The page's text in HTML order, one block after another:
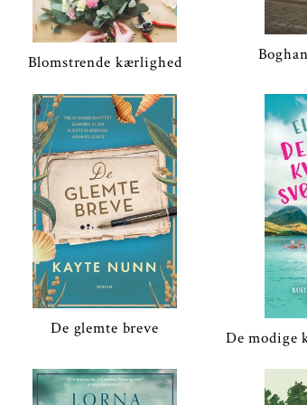
Blomstrende kærlighed
De glemte breve
De modige